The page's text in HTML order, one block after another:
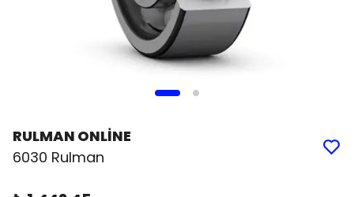
RULMAN ONLİNE
6030 Rulman